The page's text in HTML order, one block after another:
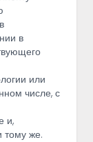
в
или
числе, с
и,
тому же.